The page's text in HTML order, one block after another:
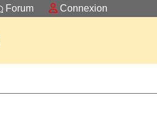
Forum Connexion